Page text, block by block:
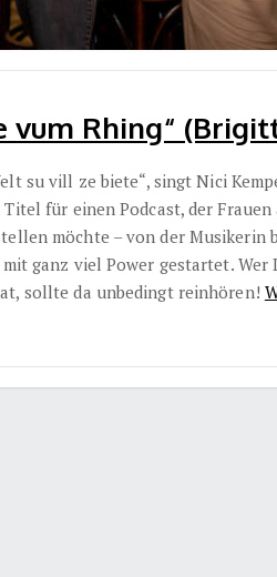
vum Rhing“
su vill ze bietе“, singt Nici
Titel für einen Podcast, der
möchte – von der
ganz viel Power gestartet.
sollte da unbedingt reinhören!